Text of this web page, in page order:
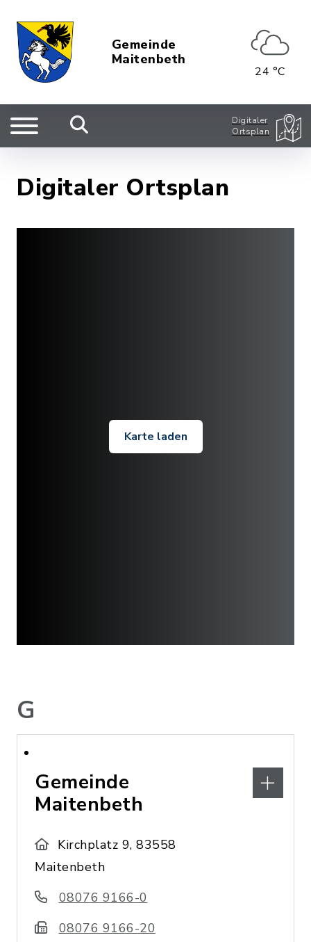
Gemeinde
Maitenbeth
24 °C
Digitaler
Ortsplan
Digitaler Ortsplan
Karte laden
G
Gemeinde
Maitenbeth
Kirchplatz 9, 83558
Maitenbeth
08076 9166-0
08076 9166-20